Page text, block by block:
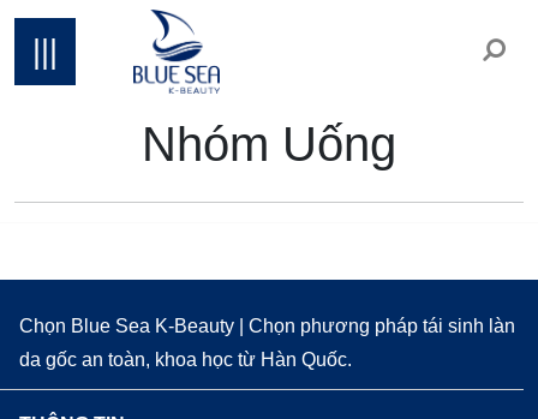
Nhóm Uống
Chọn Blue Sea K-Beauty | Chọn phương pháp tái sinh làn
da gốc an toàn, khoa học từ Hàn Quốc.